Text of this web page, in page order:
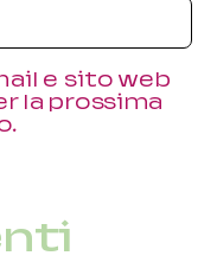
e sito web
la prossima